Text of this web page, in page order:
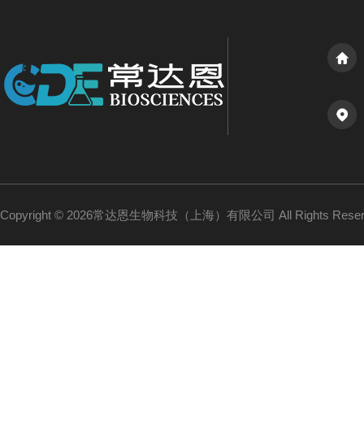
Copyright © 2026常达恩生物科技（上海）有限公司 All Rights